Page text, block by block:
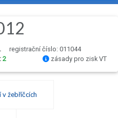
registrační číslo: 011044
2 zásady pro zisk VT
v žebříčcích